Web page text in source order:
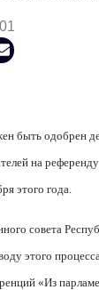
быть одобрен
на
этого года.
совета
этого
«Из